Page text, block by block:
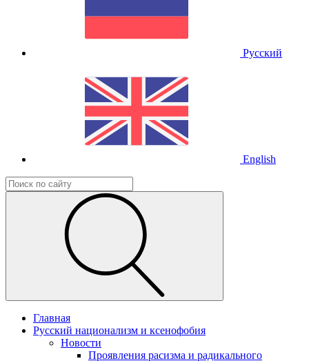
Русский
English
Главная
Русский национализм и ксенофобия
Новости
Проявления расизма и радикального